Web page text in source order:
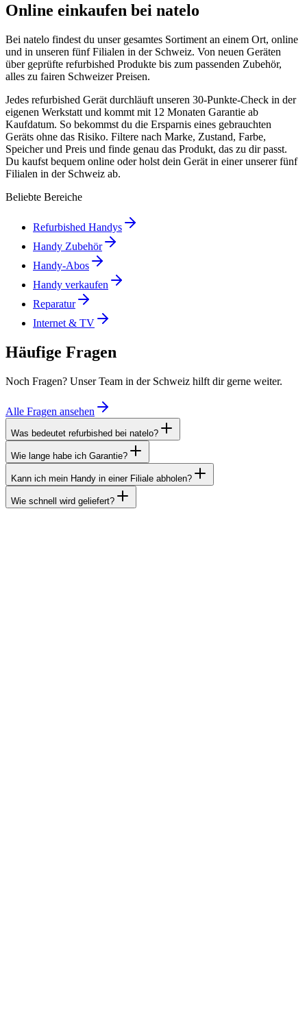
Online einkaufen bei natelo
Bei natelo findest du unser gesamtes Sortiment an einem Ort, online
und in unseren fünf Filialen in der Schweiz. Von neuen Geräten
über geprüfte refurbished Produkte bis zum passenden Zubehör,
alles zu fairen Schweizer Preisen.
Jedes refurbished Gerät durchläuft unseren 30-Punkte-Check in der
eigenen Werkstatt und kommt mit 12 Monaten Garantie ab
Kaufdatum. So bekommst du die Ersparnis eines gebrauchten
Geräts ohne das Risiko. Filtere nach Marke, Zustand, Farbe,
Speicher und Preis und finde genau das Produkt, das zu dir passt.
Du kaufst bequem online oder holst dein Gerät in einer unserer fünf
Filialen in der Schweiz ab.
Beliebte Bereiche
Refurbished Handys
Handy Zubehör
Handy-Abos
Handy verkaufen
Reparatur
Internet & TV
Häufige Fragen
Noch Fragen? Unser Team in der Schweiz hilft dir gerne weiter.
Alle Fragen ansehen
Was bedeutet refurbished bei natelo?
Wie lange habe ich Garantie?
Kann ich mein Handy in einer Filiale abholen?
Wie schnell wird geliefert?